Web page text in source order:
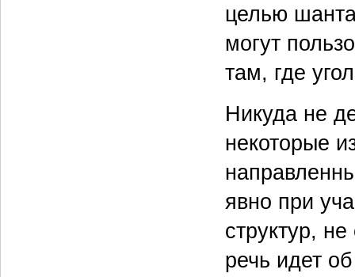
целью
могут
там, где
Никуда не
некоторые
явно при
структур,
речь идет